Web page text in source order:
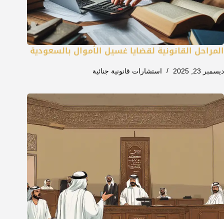
المراحل القانونية لقضايا غسيل الأموال بالسعودية
ديسمبر 23, 2025 استشارات قانونية جنائية